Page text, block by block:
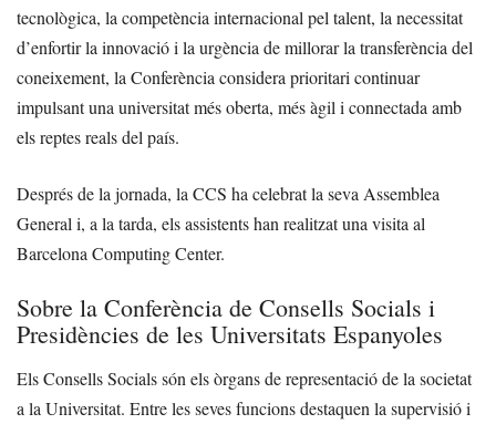
tecnològica, la competència internacional pel talent, la necessitat
d’enfortir la innovació i la urgència de millorar la transferència del
coneixement, la Conferència considera prioritari continuar
impulsant una universitat més oberta, més àgil i connectada amb
els reptes reals del país.
Després de la jornada, la CCS ha celebrat la seva Assemblea
General i, a la tarda, els assistents han realitzat una visita al
Barcelona Computing Center.
Sobre la Conferència de Consells Socials i
Presidències de les Universitats Espanyoles
Els Consells Socials són els òrgans de representació de la societat
a la Universitat. Entre les seves funcions destaquen la supervisió i